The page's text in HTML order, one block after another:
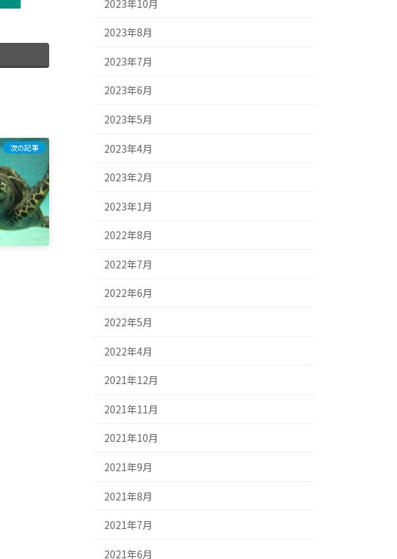
次の記事
2023年10月
2023年8月
2023年7月
2023年6月
2023年5月
2023年4月
2023年2月
2023年1月
2022年8月
2022年7月
2022年6月
2022年5月
2022年4月
2021年12月
2021年11月
2021年10月
2021年9月
2021年8月
2021年7月
2021年6月